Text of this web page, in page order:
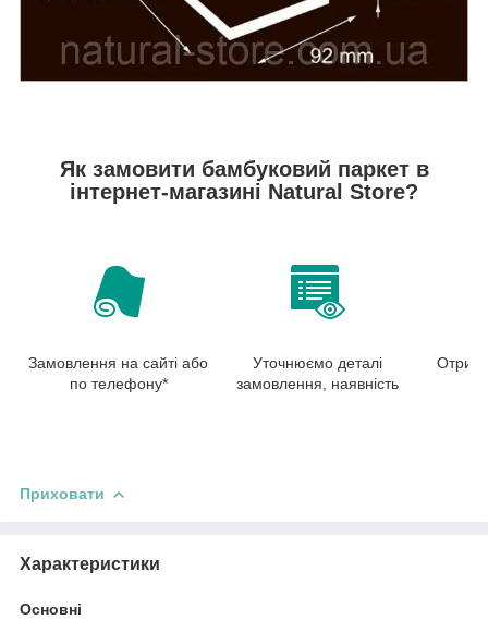
Як замовити бамбуковий паркет в
інтернет-магазині Natural Store?
Замовлення на сайті або
по телефону*
Уточнюємо деталі
замовлення, наявність
Приховати
Характеристики
Основні